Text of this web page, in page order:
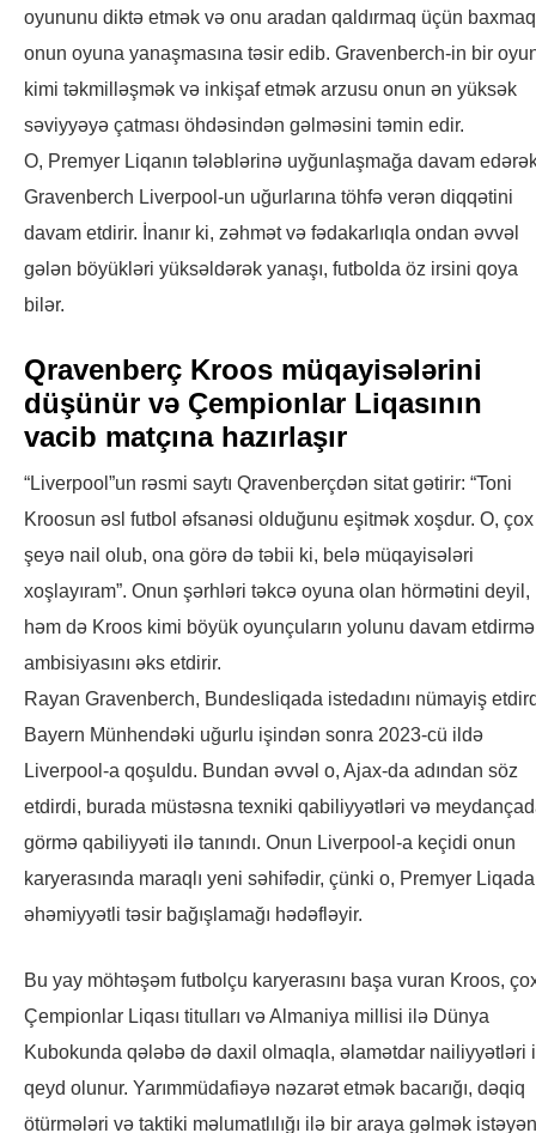
oyununu diktə etmək və onu aradan qaldırmaq üçün baxmaq
onun oyuna yanaşmasına təsir edib. Gravenberch-in bir
kimi təkmilləşmək və inkişaf etmək arzusu onun ən yüksək
səviyyəyə çatması öhdəsindən gəlməsini təmin edir.
O, Premyer Liqanın tələblərinə uyğunlaşmağa davam
Gravenberch Liverpool-un uğurlarına töhfə verən diqqətini
davam etdirir. İnanır ki, zəhmət və fədakarlıqla ondan əvvəl
gələn böyükləri yüksəldərək yanaşı, futbolda öz irsini qoya
bilər.
Qravenberç Kroos müqayisələrini
düşünür və Çempionlar Liqasının
vacib matçına hazırlaşır
“Liverpool”un rəsmi saytı Qravenberçdən sitat gətirir: “Toni
Kroosun əsl futbol əfsanəsi olduğunu eşitmək xoşdur. O, çox
şeyə nail olub, ona görə də təbii ki, belə müqayisələri
xoşlayıram”. Onun şərhləri təkcə oyuna olan hörmətini deyil,
həm də Kroos kimi böyük oyunçuların yolunu davam
ambisiyasını əks etdirir.
Rayan Gravenberch, Bundesliqada istedadını nümayiş
Bayern Münhendəki uğurlu işindən sonra 2023-cü ildə
Liverpool-a qoşuldu. Bundan əvvəl o, Ajax-da adından söz
etdirdi, burada müstəsna texniki qabiliyyətləri və
görmə qabiliyyəti ilə tanındı. Onun Liverpool-a keçidi onun
karyerasında maraqlı yeni səhifədir, çünki o, Premyer Liqada
əhəmiyyətli təsir bağışlamağı hədəfləyir.
Bu yay möhtəşəm futbolçu karyerasını başa vuran Kroos,
Çempionlar Liqası titulları və Almaniya millisi ilə Dünya
Kubokunda qələbə də daxil olmaqla, əlamətdar nailiyyətləri
qeyd olunur. Yarımmüdafiəyə nəzarət etmək bacarığı, dəqiq
ötürmələri və taktiki məlumatlılığı ilə bir araya gəlmək istəyən